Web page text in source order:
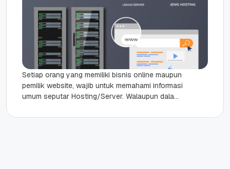
Setiap orang yang memiliki bisnis online maupun
pemilik website, wajib untuk memahami informasi
umum seputar Hosting/Server. Walaupun dalam
hosting kepada...